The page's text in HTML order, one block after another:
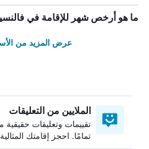
ما هو أرخص شهر للإقامة في
عرض المزيد من
الملايين من التعليقات
تقييمات وتعليقات حقيقية
تمامًا. احجز إقامتك